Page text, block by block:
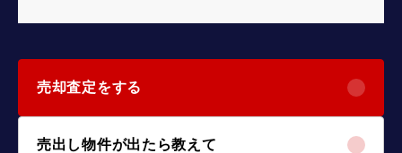
売却査定をする
売出し物件が出たら教えて